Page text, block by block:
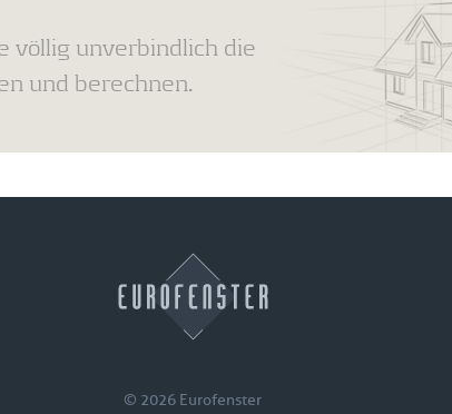
völlig unverbindlich die
und berechnen.
© 2026 Eurofenster